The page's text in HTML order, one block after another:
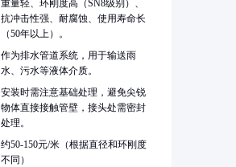
重量轻、环刚度高（SN8级别）、
抗冲击性强、耐腐蚀、使用寿命长
（50年以上）。
作为排水管道系统，用于输送雨
水、污水等液体介质。
安装时需注意基础处理，避免尖锐
物体直接接触管壁，接头处需密封
处理。
约50-150元/米（根据直径和环刚度
不同）